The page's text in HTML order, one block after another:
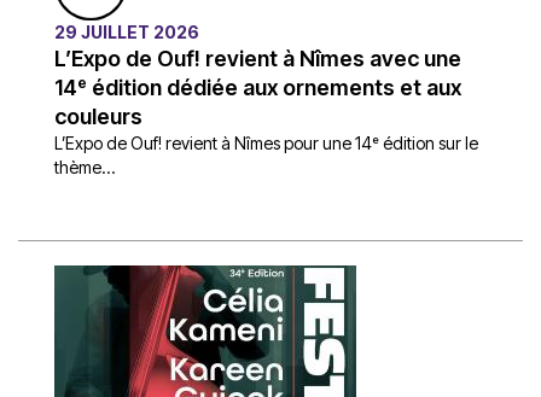
29 JUILLET 2026
L’Expo de Ouf! revient à Nîmes avec une
14ᵉ édition dédiée aux ornements et aux
couleurs
L’Expo de Ouf! revient à Nîmes pour une 14ᵉ édition sur le
thème...